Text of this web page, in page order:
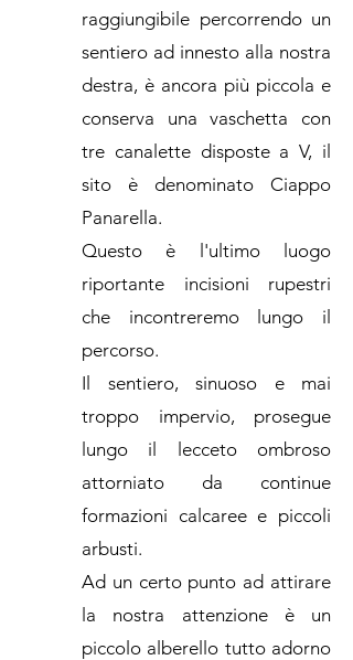
raggiungibile percorrendo un
sentiero ad innesto alla nostra
destra, è ancora più piccola e
conserva una vaschetta con
tre canalette disposte a V, il
sito è denominato Ciappo
Panarella.
Questo è l'ultimo luogo
riportante incisioni rupestri
che incontreremo lungo il
percorso.
Il sentiero, sinuoso e mai
troppo impervio, prosegue
lungo il lecceto ombroso
attorniato da continue
formazioni calcaree e piccoli
arbusti.
Ad un certo punto ad attirare
la nostra attenzione è un
piccolo alberello tutto adorno